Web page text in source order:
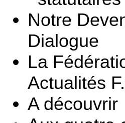
Notre
Dialogue
La
Actualités
A découvrir